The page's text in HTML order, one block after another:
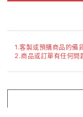
1.客製或預購商品的備
2.商品或訂單有任何問